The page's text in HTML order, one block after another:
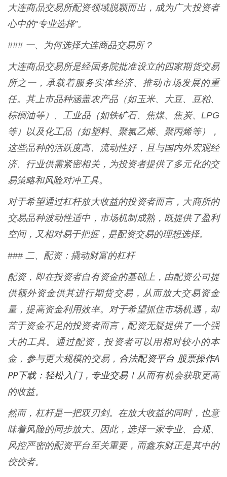
大连商品交易所配资领域脱颖而出，成为广大投资者
心中的“专业选择”。
### 一、为何选择大连商品交易所？
大连商品交易所是经国务院批准设立的四家期货交易
所之一，承载着服务实体经济、推动市场发展的重
任。其上市品种涵盖农产品（如玉米、大豆、豆粕、
棕榈油等）、工业品（如铁矿石、焦煤、焦炭、LPG
等）以及化工品（如塑料、聚氯乙烯、聚丙烯等），
这些品种的活跃度高、流动性好，且与国内外宏观经
济、行业供需紧密相关，为投资者提供了多元化的交
易策略和风险对冲工具。
对于希望通过杠杆放大收益的投资者而言，大商所的
交易品种波动性适中，市场机制成熟，既提供了盈利
空间，又相对易于把握，是配资交易的理想选择。
### 二、配资：撬动财富的杠杆
配资，即在投资者自有资金的基础上，由配资公司提
供额外资金供其进行期货交易，从而放大交易资金
量，提高资金利用效率。对于希望抓住市场机遇，却
苦于资金不足的投资者而言，配资无疑提供了一个强
大的工具。通过配资，投资者可以用相对较小的本
金，参与更大规模的交易， 合法配资平台 股票操作A
PP下载：轻松入门，专业交易！ 从而有机会获取更高
的收益。
然而，杠杆是一把双刃剑。在放大收益的同时，也意
味着风险的同步放大。因此，选择一家专业、合规、
风控严密的配资平台至关重要，而鑫东财正是其中的
佼佼者。